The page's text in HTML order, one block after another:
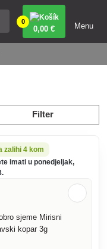
0
0,00 € Menu
Filter
zalihi 4 kom
imati u ponedjeljak,